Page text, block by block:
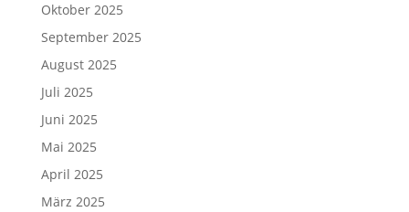
Oktober 2025
September 2025
August 2025
Juli 2025
Juni 2025
Mai 2025
April 2025
März 2025